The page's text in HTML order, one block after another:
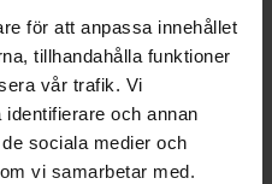
för att anpassa innehållet
tillhandahålla funktioner
vår trafik. Vi
och annan
sociala medier och
vi samarbetar med.
av
du köpa moderna och klassiska
i gjutjärn från etablerade